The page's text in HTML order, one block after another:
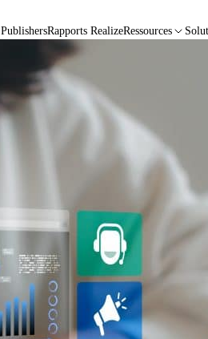
PublishersRapports RealizeRessources